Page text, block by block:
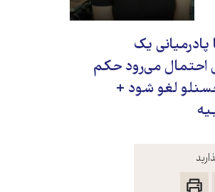
پادرمیانی یک
می‌رود حکم
لغو شود +